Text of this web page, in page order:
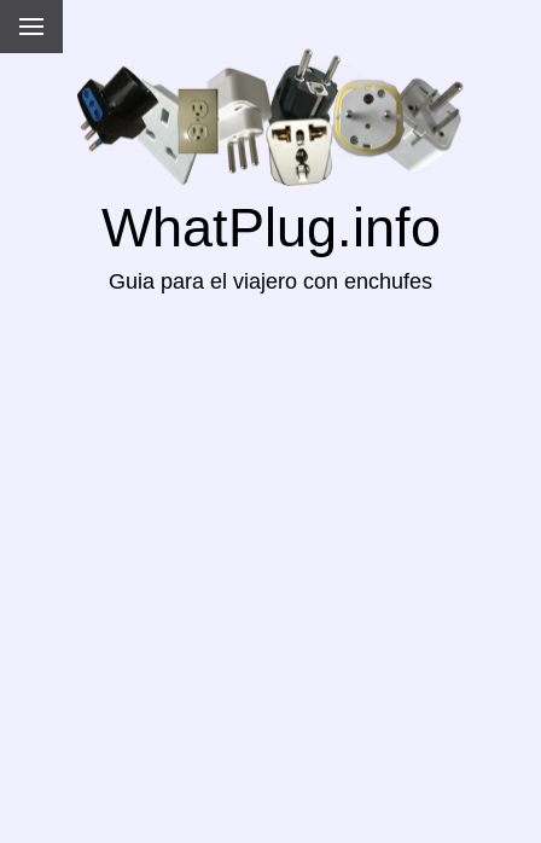
WhatPlug.info
Guia para el viajero con enchufes